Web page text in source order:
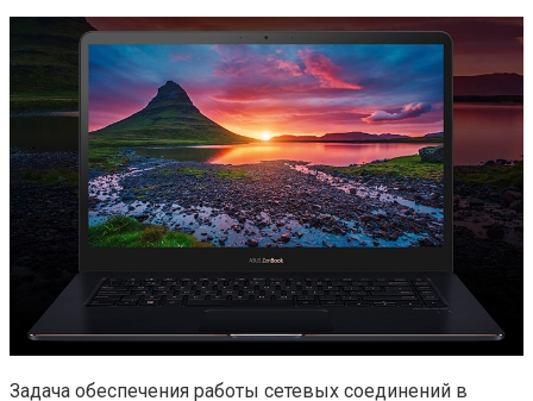
Задача обеспечения работы сетевых соединений в